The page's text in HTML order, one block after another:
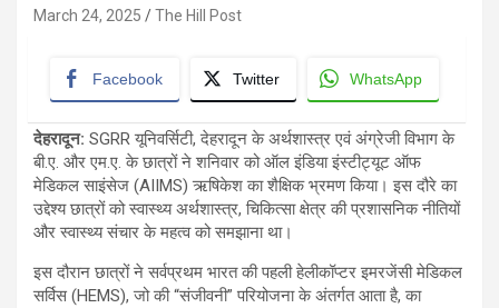
March 24, 2025 The Hill Post
Facebook Twitter WhatsApp
देहरादून: SGRR यूनिवर्सिटी, देहरादून के अर्थशास्त्र एवं अंग्रेजी विभाग के
बी.ए. और एम.ए. के छात्रों ने शनिवार को ऑल इंडिया इंस्टीट्यूट ऑफ
मेडिकल साइंसेज (AIIMS) ऋषिकेश का शैक्षिक भ्रमण किया। इस दौरे का
उद्देश्य छात्रों को स्वास्थ्य अर्थशास्त्र, चिकित्सा क्षेत्र की प्रशासनिक नीतियों
और स्वास्थ्य संचार के महत्व को समझाना था।
इस दौरान छात्रों ने सर्वप्रथम भारत की पहली हेलीकॉप्टर इमरजेंसी मेडिकल
सर्विस (HEMS), जो की “संजीवनी” परियोजना के अंतर्गत आता है, का